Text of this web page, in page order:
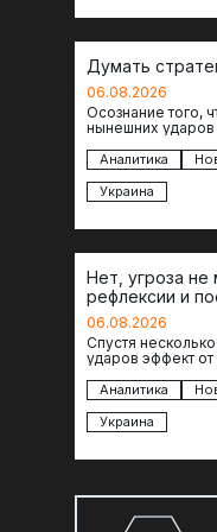
Думать
06.08.2026
Осознание того,
нынешних ударов
— повод
Аналитика
Украина
Нет, угроза не
рефлексии и
отсутствия
06.08.2026
Спустя
ударов эффект от
коллапса
Аналитика
Украина